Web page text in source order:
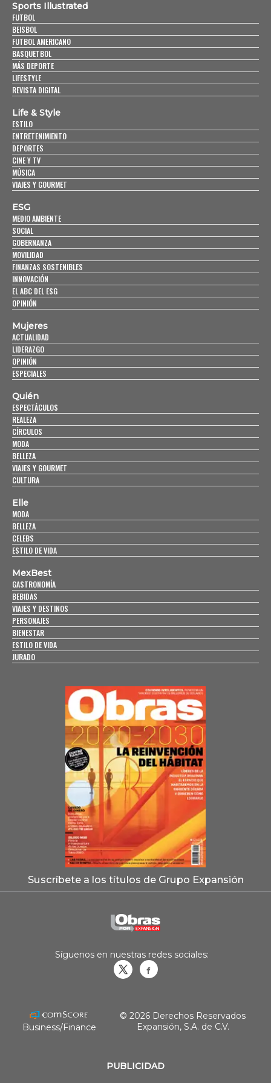
Sports Illustrated
FUTBOL
BEISBOL
FUTBOL AMERICANO
BASQUETBOL
MÁS DEPORTE
LIFESTYLE
REVISTA DIGITAL
Life & Style
ESTILO
ENTRETENIMIENTO
DEPORTES
CINE Y TV
MÚSICA
VIAJES Y GOURMET
ESG
MEDIO AMBIENTE
SOCIAL
GOBERNANZA
MOVILIDAD
FINANZAS SOSTENIBLES
INNOVACIÓN
EL ABC DEL ESG
OPINIÓN
Mujeres
ACTUALIDAD
LIDERAZGO
OPINIÓN
ESPECIALES
Quién
ESPECTÁCULOS
REALEZA
CÍRCULOS
MODA
BELLEZA
VIAJES Y GOURMET
CULTURA
Elle
MODA
BELLEZA
CELEBS
ESTILO DE VIDA
MexBest
GASTRONOMÍA
BEBIDAS
VIAJES Y DESTINOS
PERSONAJES
BIENESTAR
ESTILO DE VIDA
JURADO
Suscríbete a los títulos de Grupo Expansión
PUBLICIDAD
Síguenos en nuestras redes sociales:
Business/Finance
© 2026 Derechos Reservados
Expansión, S.A. de C.V.